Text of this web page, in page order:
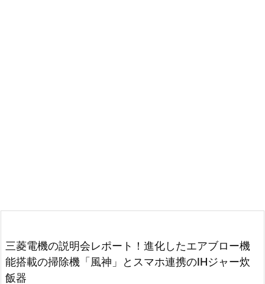
三菱電機の説明会レポート！進化したエアブロー機
能搭載の掃除機「風神」とスマホ連携のIHジャー炊
飯器